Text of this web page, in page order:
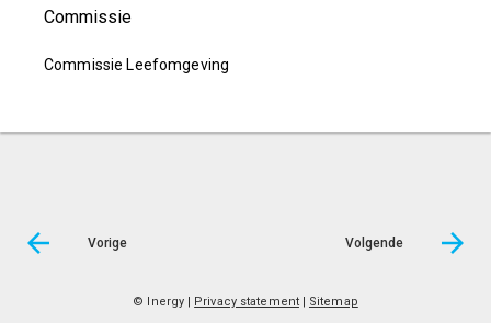
Commissie
Commissie Leefomgeving
Vorige Volgende
© Inergy Privacy statement| Sitemap